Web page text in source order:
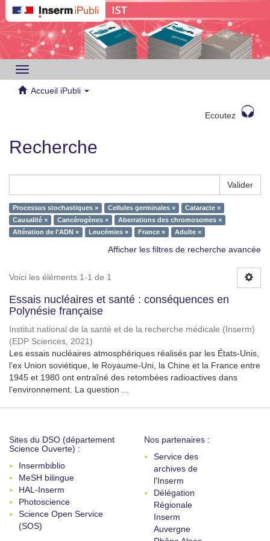
Toggle
navigation
Accueil iPubli
Ecoutez
Recherche
Valider
Processus stochastiques × Cellules germinales ×
Cataracte ×
Causalité ×
Cancérogènes ×
Aberrations des chromosomes ×
Altération de l'ADN ×
Leucémies × France × Adulte ×
Afficher les filtres de recherche avancée
Voici les éléments 1-1 de 1
Essais nucléaires et santé : conséquences en
Polynésie française
Institut national de la santé et de la recherche médicale (Inserm)
(EDP Sciences, 2021)
Les essais nucléaires atmosphériques réalisés par les États-Unis,
l’ex Union soviétique, le Royaume-Uni, la Chine et la France entre
1945 et 1980 ont entraîné des retombées radioactives dans
l’environnement. La question ...
Sites du DSO (département
Science Ouverte) :
Insermbiblio
MeSH bilingue
HAL-Inserm
Photoscience
Science Open Service
(SOS)
Nos partenaires :
Service des
archives de
l'Inserm
Délégation
Régionale
Inserm
Auvergne